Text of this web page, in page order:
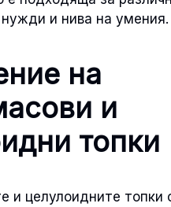
и нива на умения.
на
и
топки
и целулоидните топки